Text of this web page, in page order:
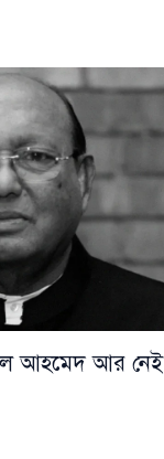
আহমেদ আর নেই